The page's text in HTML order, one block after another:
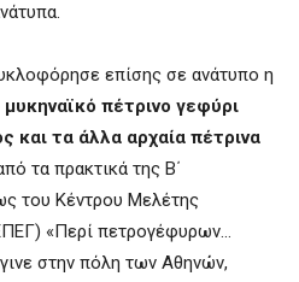
επίσης σε ανάτυπο η
μυκηναϊκό πέτρινο γεφύρι
και τα άλλα αρχαία πέτρινα
τα πρακτικά της Β΄
του Κέντρου Μελέτης
«Περί πετρογέφυρων…
στην πόλη των Αθηνών,